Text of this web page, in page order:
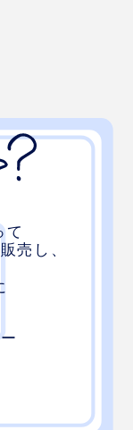
（引っ張った状
てみてくださ
く、ガシガシ洗
が、スチームア
。